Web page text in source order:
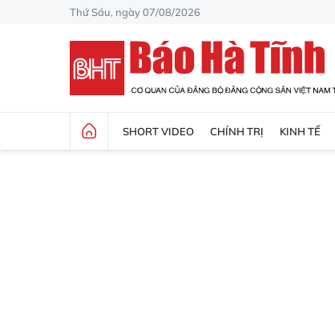
Thứ Sáu, ngày 07/08/2026
SHORT VIDEO CHÍNH TRỊ KINH TẾ